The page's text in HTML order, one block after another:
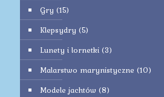
Gry (15)
Klepsydry (5)
Lunety i lornetki (3)
Malarstwo marynistyczne (10)
Modele jachtów (8)